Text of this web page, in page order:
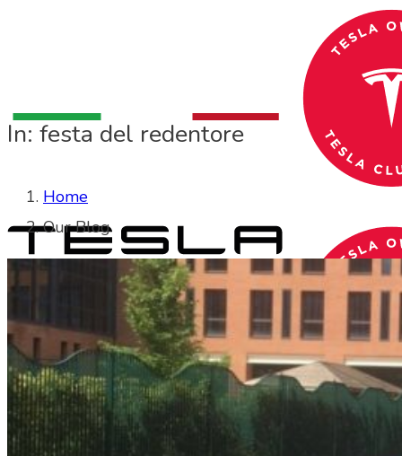
In: festa del redentore
Home
Our Blog